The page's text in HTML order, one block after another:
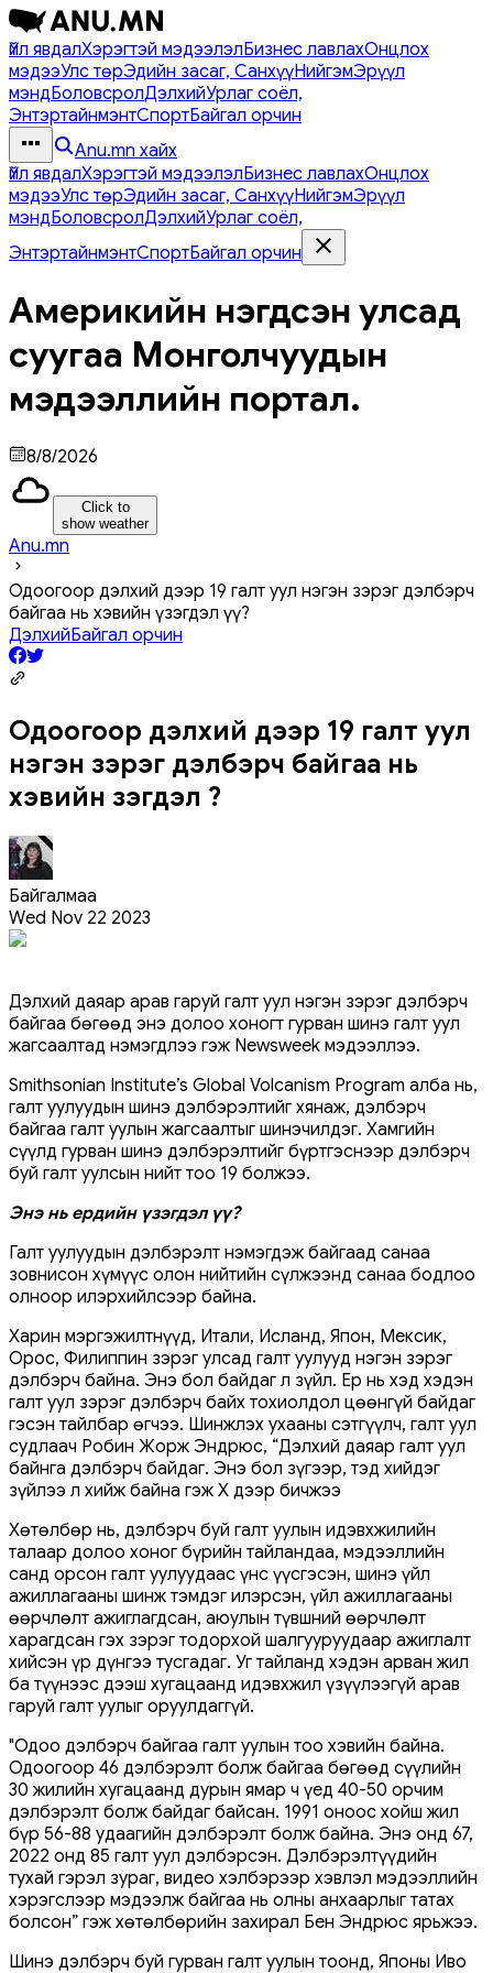
Үйл явдалХэрэгтэй мэдээлэлБизнес лавлахОнцлох
мэдээУлс төрЭдийн засаг, СанхүүНийгэмЭрүүл
мэндБоловсролДэлхийУрлаг соёл,
ЭнтэртайнмэнтСпортБайгал орчин
Anu.mn хайх
Үйл явдалХэрэгтэй мэдээлэлБизнес лавлахОнцлох
мэдээУлс төрЭдийн засаг, СанхүүНийгэмЭрүүл
мэндБоловсролДэлхийУрлаг соёл,
ЭнтэртайнмэнтСпортБайгал орчин
Америкийн нэгдсэн улсад
суугаа Монголчуудын
мэдээллийн портал.
8/8/2026
Click to
show weather
Anu.mn
Одоогоор дэлхий дээр 19 галт уул нэгэн зэрэг дэлбэрч
байгаа нь хэвийн үзэгдэл үү?
ДэлхийБайгал орчин
Одоогоор дэлхий дээр 19 галт уул
нэгэн зэрэг дэлбэрч байгаа нь
хэвийн үзэгдэл үү?
Байгалмаа
Wed Nov 22 2023
Дэлхий даяар арав гаруй галт уул нэгэн зэрэг дэлбэрч
байгаа бөгөөд энэ долоо хоногт гурван шинэ галт уул
жагсаалтад нэмэгдлээ гэж Newsweek мэдээллээ.
Smithsonian Institute’s Global Volcanism Program алба нь,
галт уулуудын шинэ дэлбэрэлтийг хянаж, дэлбэрч
байгаа галт уулын жагсаалтыг шинэчилдэг. Хамгийн
сүүлд гурван шинэ дэлбэрэлтийг бүртгэснээр дэлбэрч
буй галт уулсын нийт тоо 19 болжээ.
Энэ нь ердийн үзэгдэл үү?
Галт уулуудын дэлбэрэлт нэмэгдэж байгаад санаа
зовнисон хүмүүс олон нийтийн сүлжээнд санаа бодлоо
олноор илэрхийлсээр байна.
Харин мэргэжилтнүүд, Итали, Исланд, Япон, Мексик,
Орос, Филиппин зэрэг улсад галт уулууд нэгэн зэрэг
дэлбэрч байна. Энэ бол байдаг л зүйл. Ер нь хэд хэдэн
галт уул зэрэг дэлбэрч байх тохиолдол цөөнгүй байдаг
гэсэн тайлбар өгчээ. Шинжлэх ухааны сэтгүүлч, галт уул
судлаач Робин Жорж Эндрюс, “Дэлхий даяар галт уул
байнга дэлбэрч байдаг. Энэ бол зүгээр, тэд хийдэг
зүйлээ л хийж байна гэж X дээр бичжээ
Хөтөлбөр нь, дэлбэрч буй галт уулын идэвхжилийн
талаар долоо хоног бүрийн тайландаа, мэдээллийн
санд орсон галт уулуудаас үнс үүсгэсэн, шинэ үйл
ажиллагааны шинж тэмдэг илэрсэн, үйл ажиллагааны
өөрчлөлт ажиглагдсан, аюулын түвшний өөрчлөлт
харагдсан гэх зэрэг тодорхой шалгууруудаар ажиглалт
хийсэн үр дүнгээ тусгадаг. Уг тайланд хэдэн арван жил
ба түүнээс дээш хугацаанд идэвхжил үзүүлээгүй арав
гаруй галт уулыг оруулдаггүй.
"Одоо дэлбэрч байгаа галт уулын тоо хэвийн байна.
Одоогоор 46 дэлбэрэлт болж байгаа бөгөөд сүүлийн
30 жилийн хугацаанд дурын ямар ч үед 40-50 орчим
дэлбэрэлт болж байдаг байсан. 1991 оноос хойш жил
бүр 56-88 удаагийн дэлбэрэлт болж байна. Энэ онд 67,
2022 онд 85 галт уул дэлбэрсэн. Дэлбэрэлтүүдийн
тухай гэрэл зураг, видео хэлбэрээр хэвлэл мэдээллийн
хэрэгслээр мэдээлж байгаа нь олны анхаарлыг татах
болсон” гэж хөтөлбөрийн захирал Бен Эндрюс ярьжээ.
Шинэ дэлбэрч буй гурван галт уулын тоонд, Японы Иво